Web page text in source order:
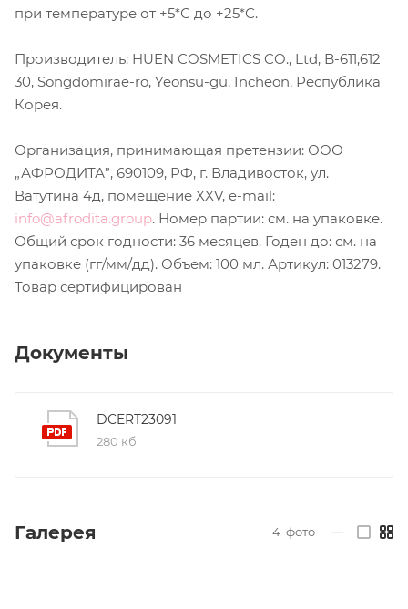
при температуре от +5*С до +25*С.
Производитель: HUEN COSMETICS CO., Ltd, B-611,612
30, Songdomirae-ro, Yeonsu-gu, Incheon, Республика
Корея.
Организация, принимающая претензии: ООО
„АФРОДИТА”, 690109, РФ, г. Владивосток, ул.
Ватутина 4д, помещение XXV, e-mail:
info@afrodita.group. Номер партии: см. на упаковке.
Общий срок годности: 36 месяцев. Годен до: см. на
упаковке (гг/мм/дд). Объем: 100 мл. Артикул: 013279.
Товар сертифицирован
Документы
DCERT23091
280 кб
Галерея 4 фото